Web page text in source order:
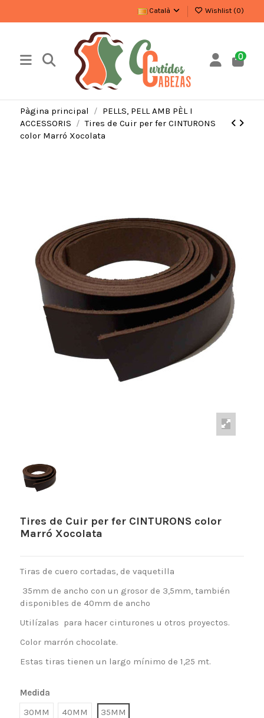
Català Wishlist (0)
0
Pàgina principal
PELLS, PELL AMB PÈL I
ACCESSORIS
Tires de Cuir per fer CINTURONS
color Marró Xocolata
Tires de Cuir per fer CINTURONS color
Marró Xocolata
Tiras de cuero cortadas, de vaquetilla
35mm de ancho con un grosor de 3,5mm, también
disponibles de 40mm de ancho
Utilízalas para hacer cinturones u otros proyectos.
Color marrón chocolate.
Estas tiras tienen un largo mínimo de 1,25 mt.
Medida
30MM
40MM 35MM